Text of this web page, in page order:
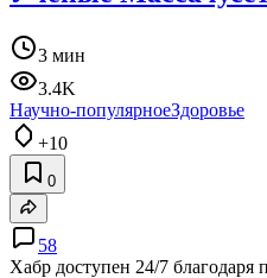
3 мин
3.4K
Научно-популярноеЗдоровье
+10
0
58
Хабр доступен 24/7 благодаря